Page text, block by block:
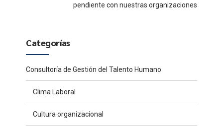
pendiente con nuestras organizaciones
Categorías
Consultoría de Gestión del Talento Humano
Clima Laboral
Cultura organizacional